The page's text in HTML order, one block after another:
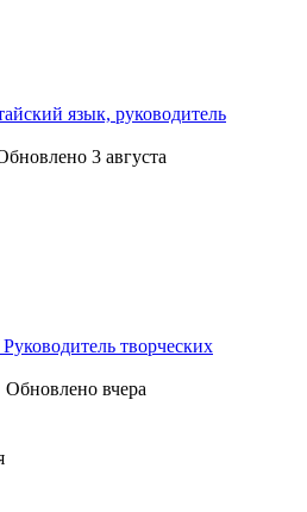
язык, руководитель
3 августа
творческих
Обновлено вчера